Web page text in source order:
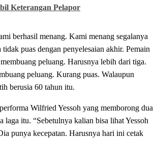
Keterangan Pelapor
berhasil menang. Kami menang segalanya
puas dengan penyelesaian akhir. Pemain
peluang. Harusnya lebih dari tiga.
peluang. Kurang puas. Walaupun
berusia 60 tahun itu.
Wilfried Yessoh yang memborong dua
laga itu. “Sebetulnya kalian bisa lihat Yessoh
punya kecepatan. Harusnya hari ini cetak